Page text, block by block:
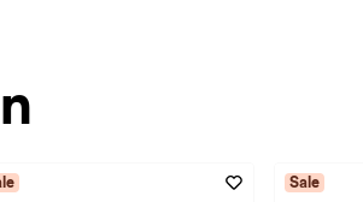
Sale